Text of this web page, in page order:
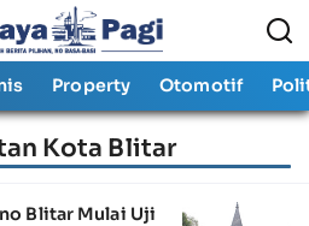
Property Otomotif
Kota Blitar
Blitar Mulai Uji